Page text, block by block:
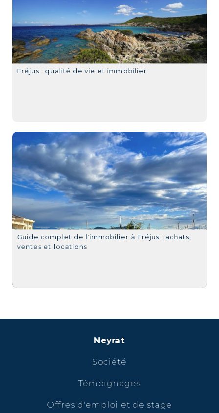
Fréjus : qualité de vie et immobilier
Guide complet de l'immobilier à Fréjus : achats,
ventes et locations
Neyrat
Société
Témoignages
Offres d'emploi et de stage